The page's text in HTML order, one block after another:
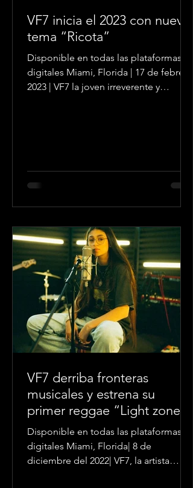
VF7 inicia el 2023 con nuevo
tema “Ricota”
Disponible en todas las plataformas
digitales Miami, Florida | 17 de febrero
2023 | VF7 la joven irreverente y
VF7 derriba fronteras
musicales y estrena su
primer reggae “Light zone”
Disponible en todas las plataformas
digitales Miami, Florida| 8 de
diciembre del 2022| VF7, la artista